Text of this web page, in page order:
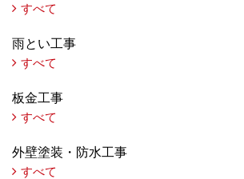
すべて
雨とい工事
すべて
板金工事
すべて
外壁塗装・防水工事
すべて